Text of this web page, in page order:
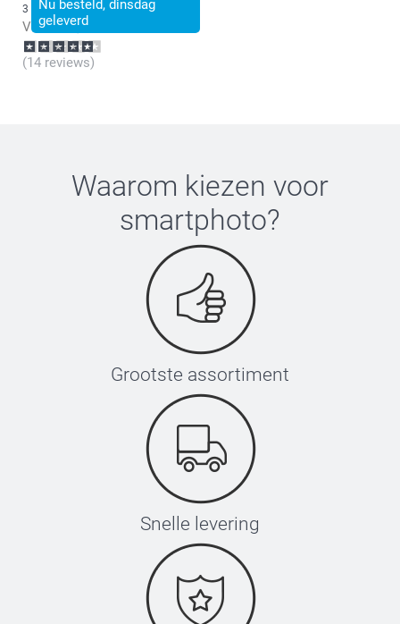
Nu besteld, dinsdag
geleverd
3 varianten
Vanaf 26,99
(14 reviews)
Waarom kiezen voor
smartphoto?
Grootste assortiment
Snelle levering